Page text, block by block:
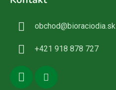
obchod@bioraciodia.sk
+421 918 878 727